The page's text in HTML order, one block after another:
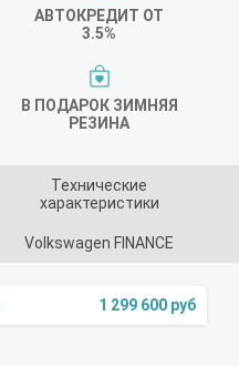
АВТОКРЕДИТ ОТ
3.5%
В ПОДАРОК ЗИМНЯЯ
РЕЗИНА
Технические
характеристики
Volkswagen FINANCE
1 299 600 руб